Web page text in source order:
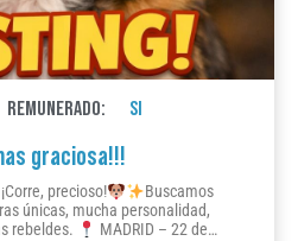
REMUNERADO: SI
graciosa!!!
precioso!
Buscamos
únicas, mucha personalidad,
rebeldes.
MADRID – 22 de…